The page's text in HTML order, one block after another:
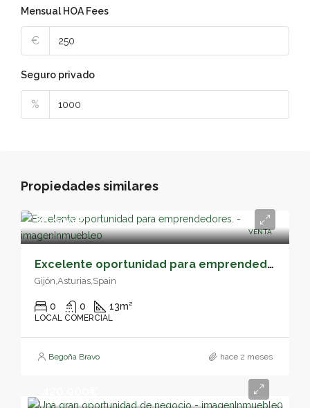
Mensual HOA Fees
€
Seguro privado
%
Propiedades similares
VENTA
26,000€
Excelente oportunidad para emprendedores. – 05144
Gijón,Asturias,Spain
0 0 13m²
LOCAL COMERCIAL
Begoña Bravo hace 2 meses